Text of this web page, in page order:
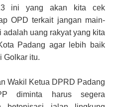
ini yang akan kita cek
OPD terkait jangan main-
uang rakyat yang kita
Padang agar lebih baik
Golkar itu.
Wakil Ketua DPRD Padang
diminta harus segera